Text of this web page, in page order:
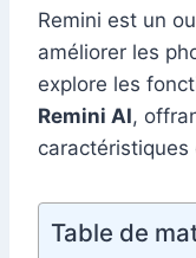
Remini est un
améliorer les
explore les
Remini AI,
Table de